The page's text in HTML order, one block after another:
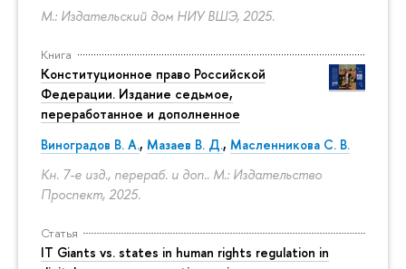
М.: Издательский дом НИУ ВШЭ, 2025.
Книга
Конституционное право Российской
Федерации. Издание седьмое,
переработанное и дополненное
Виноградов В. А., Мазаев В. Д., Масленникова С. В.
Кн. 7-е изд., перераб. и доп.. М.: Издательство
Проспект, 2025.
Статья
IT Giants vs. states in human rights regulation in